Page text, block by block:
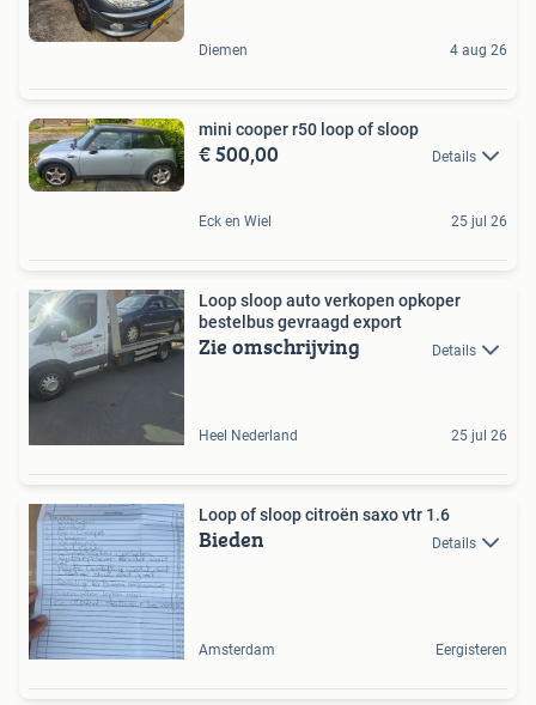
Diemen 4 aug 26
mini cooper r50 loop of sloop
€ 500,00 Details
Eck en Wiel 25 jul 26
Loop sloop auto verkopen opkoper
bestelbus gevraagd export
Zie omschrijving Details
Heel Nederland 25 jul 26
Loop of sloop citroën saxo vtr 1.6
Bieden Details
Amsterdam Eergisteren